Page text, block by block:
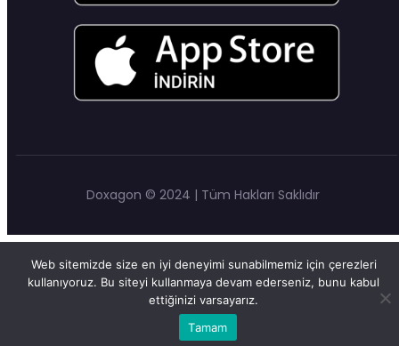
Doxagon © 2024 | Tüm Hakları Saklıdır
Web sitemizde size en iyi deneyimi sunabilmemiz için çerezleri
kullanıyoruz. Bu siteyi kullanmaya devam ederseniz, bunu kabul
ettiğinizi varsayarız.
Tamam